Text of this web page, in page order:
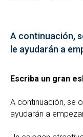
A continuación,
le ayudarán a
Escriba un gran
A continuación, se
ayudarán a